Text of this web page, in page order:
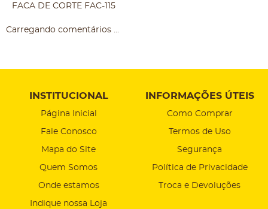
FACA DE CORTE FAC-115
Carregando comentários ...
INSTITUCIONAL
Página Inicial
Fale Conosco
Mapa do Site
Quem Somos
Onde estamos
Indique nossa Loja
INFORMAÇÕES ÚTEIS
Como Comprar
Termos de Uso
Segurança
Política de Privacidade
Troca e Devoluções